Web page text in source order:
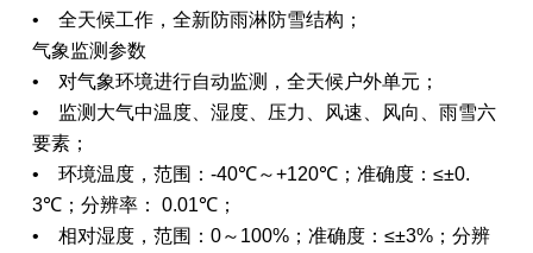
• 全天候工作，全新防雨淋防雪结构；
气象监测参数
• 对气象环境进行自动监测，全天候户外单元；
• 监测大气中温度、湿度、压力、风速、风向、雨雪六
要素；
• 环境温度，范围：-40℃～+120℃；准确度：≤±0.
3℃；分辨率： 0.01℃；
• 相对湿度，范围：0～100%；准确度：≤±3%；分辨